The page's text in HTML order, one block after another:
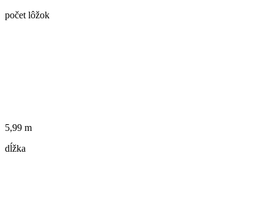
počet lôžok
5,99 m
dĺžka